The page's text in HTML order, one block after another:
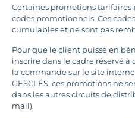
Certaines promotions tarifaires
codes promotionnels. Ces
cumulables et ne sont pas
Pour que le client puisse en
inscrire dans le cadre réservé
la commande sur le site
GESCLÉS, ces promotions ne
dans les autres circuits de
mail).